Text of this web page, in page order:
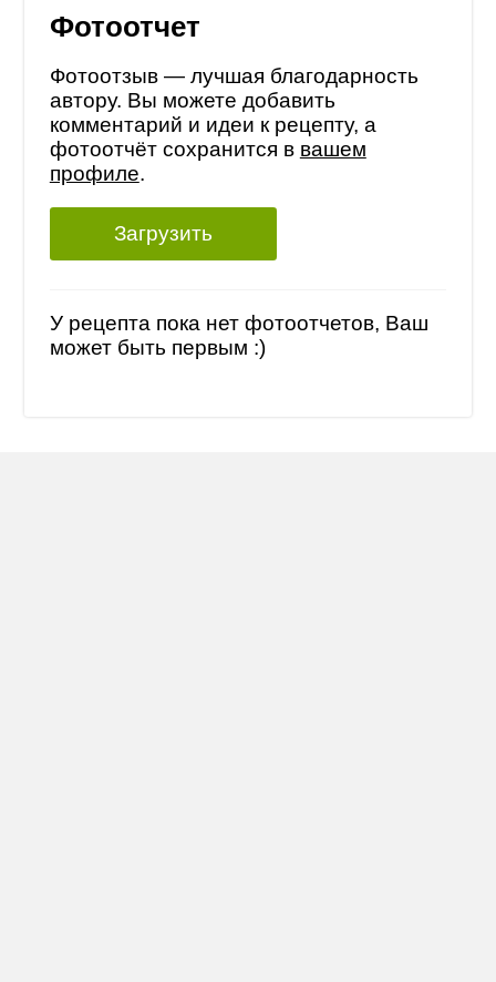
Фотоотчет
Фотоотзыв — лучшая благодарность
автору. Вы можете добавить
комментарий и идеи к рецепту, а
фотоотчёт сохранится в вашем
профиле.
Загрузить
У рецепта пока нет фотоотчетов, Ваш
может быть первым :)